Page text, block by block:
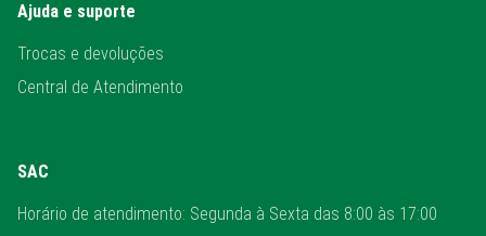
Ajuda e suporte
Trocas e devoluções
Central de Atendimento
SAC
Horário de atendimento: Segunda à Sexta das 8:00 às 17:00